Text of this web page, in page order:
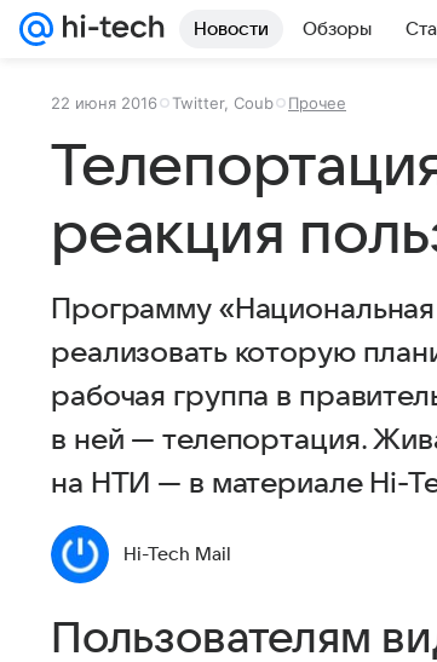
Новости Обзоры
22 июня 2016 Twitter, Coub Прочее
реакция
Программу «Национальная
реализовать которую
рабочая группа в
в ней — телепортация.
на НТИ — в материале Hi-
Hi-Tech Mail
Пользователям